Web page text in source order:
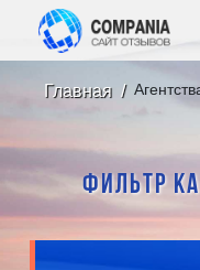
Главная
ФИЛЬТР